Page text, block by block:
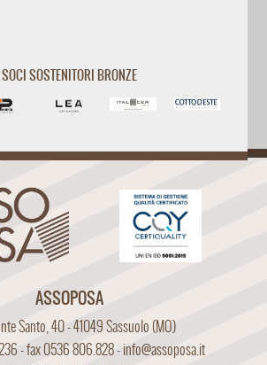
SOCI SOSTENITORI BRONZE
ASSOPOSA
Santo, 40 - 41049 Sassuolo (MO)
- fax 0536 806.828 -info@assoposa.it